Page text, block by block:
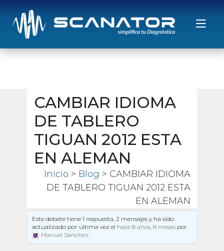
Saltar al contenido
CAMBIAR IDIOMA
DE TABLERO
TIGUAN 2012 ESTA
EN ALEMAN
Inicio > Blog > CAMBIAR IDIOMA
DE TABLERO TIGUAN 2012 ESTA
EN ALEMAN
Este debate tiene 1 respuesta, 2 mensajes y ha sido
actualizado por última vez el hace 8 años, 8 meses por
Manuel Sánchez